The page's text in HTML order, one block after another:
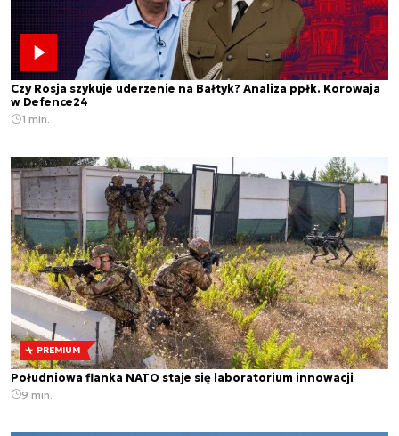
Czy Rosja szykuje uderzenie na Bałtyk? Analiza ppłk. Korowaja
w Defence24
1 min.
PREMIUM
Południowa flanka NATO staje się laboratorium innowacji
9 min.